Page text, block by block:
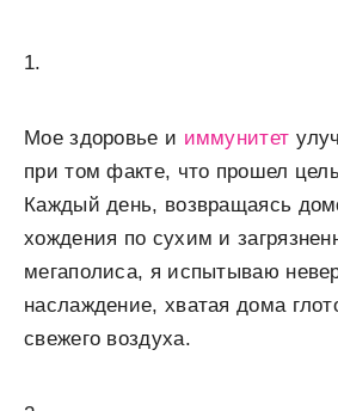
1.
Мое здоровье и иммунитет
при том факте, что прошел
Каждый день, возвращаясь
хождения по сухим и
мегаполиса, я испытываю
наслаждение, хватая дома
свежего воздуха.